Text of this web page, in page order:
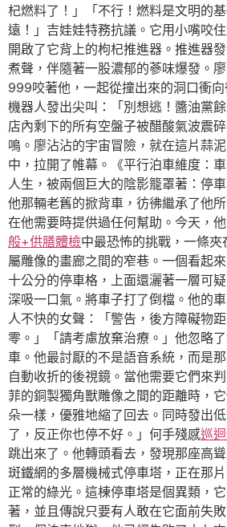
杞燃料了！」「不行！燃料是文明的
遠！」吉娃娃特務抗議。它用小嘴咬
開啟了它背上的枸杞推進器。推進器
煮聲，伴隨著一股濃郁的蔘味爆發。
999咬著他，一起從撞出來的洞口衝
機器人發出尖叫：「別想逃！醬油黨餘
店內剩下的所有空盤子被醋酸氣波震
鳴。廖沾沾的宇宙冒險，就在這片蒜
中，拉開了帷幕。《平行泊車維度：
人生，被兩個巨大的陰影籠罩著：停
他那輛老舊的掀背車，彷彿繼承了他
在他需要時提供過任何幫助。今天，
般+供膳體檢中最恐怖的挑戰，一條
屬雕像的畫廊之間的窄巷。一個看起
十公分的停車格，上面還灑著一層可
深吸一口氣。將車子打了倒檔。他的
人不快的女聲：「警告，後方障礙物
零。」「請考慮放棄治療。」他忽略
車。他最討厭的不是語音系統，而是
自動收折的後視鏡。當他需要它們來
菲的銅製獨角獸雕像之間的距離時，
朵一樣，優雅地縮了回去。同時發出
了，反正你也停不好。」何手殘感巡
跳出來了。他轉頭看去，發現那座高
斑鐵網的多層機械式停車塔，正在那
正常的綠光。這棟停車塔是個異類，
著，並且傳說只要有人敢在它面前失